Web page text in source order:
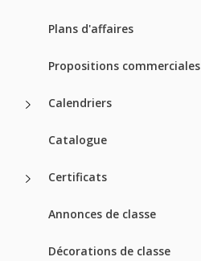
Plans d'affaires
Propositions commerciales
Calendriers
Catalogue
Certificats
Annonces de classe
Décorations de classe